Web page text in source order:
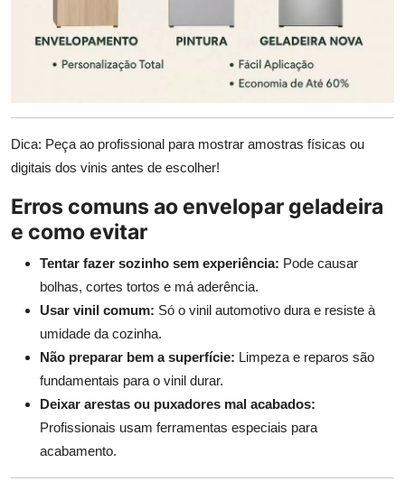
Dica: Peça ao profissional para mostrar amostras físicas ou
digitais dos vinis antes de escolher!
Erros comuns ao envelopar geladeira
e como evitar
Tentar fazer sozinho sem experiência: Pode causar
bolhas, cortes tortos e má aderência.
Usar vinil comum: Só o vinil automotivo dura e resiste à
umidade da cozinha.
Não preparar bem a superfície: Limpeza e reparos são
fundamentais para o vinil durar.
Deixar arestas ou puxadores mal acabados:
Profissionais usam ferramentas especiais para
acabamento.